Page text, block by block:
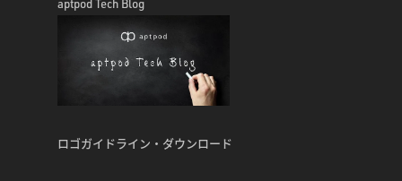
aptpod Tech Blog
ロゴガイドライン・ダウンロード